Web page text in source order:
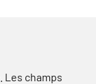
Les champs